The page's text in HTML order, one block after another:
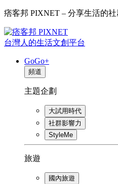
痞客邦 PIXNET – 分享生活的社
台灣人的生活文創平台
GoGo+
頻道
主題企劃
大試用時代
社群影響力
StyleMe
旅遊
國內旅遊